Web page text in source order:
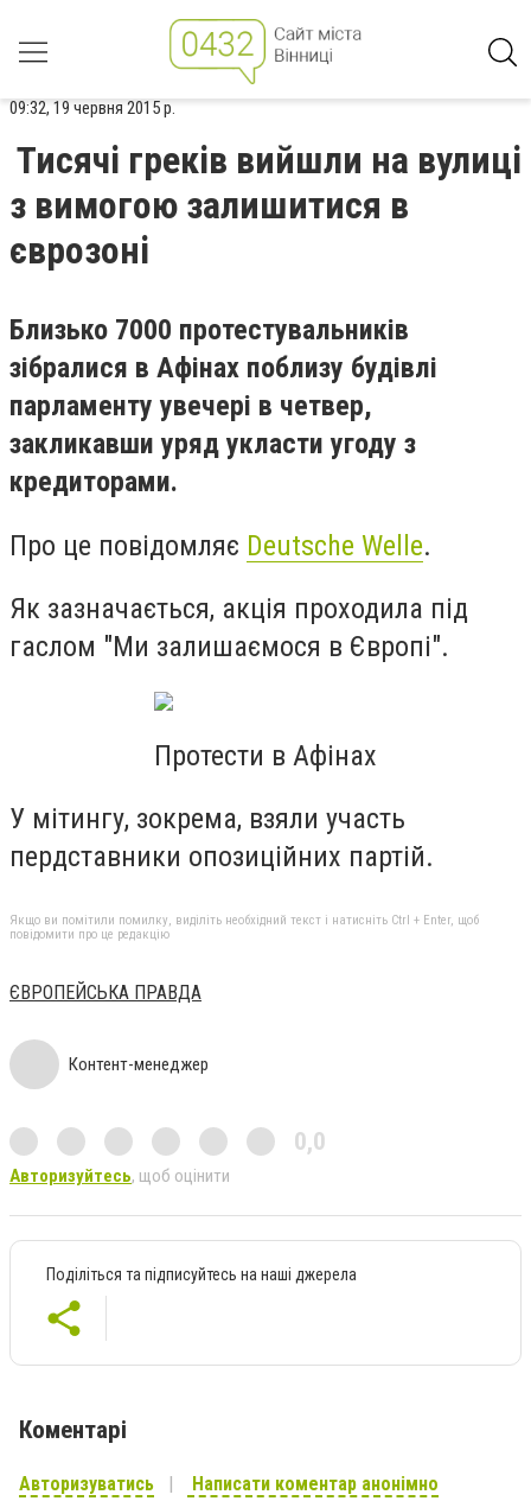
09:32, 19 червня 2015 р.
Тисячі греків вийшли на вулиці
з вимогою залишитися в
єврозоні
Близько 7000 протестувальників
зібралися в Афінах поблизу будівлі
парламенту увечері в четвер,
закликавши уряд укласти угоду з
кредиторами.
Про це повідомляє Deutsche Welle.
Як зазначається, акція проходила під
гаслом "Ми залишаємося в Європі".
Протести в Афінах
У мітингу, зокрема, взяли участь
пердставники опозиційних партій.
Якщо ви помітили помилку, виділіть необхідний текст і натисніть Ctrl + Enter, щоб
повідомити про це редакцію
ЄВРОПЕЙСЬКА ПРАВДА
Контент-менеджер
0,0
Авторизуйтесь, щоб оцінити
Поділіться та підписуйтесь на наші джерела
Коментарі
Авторизуватись Написати коментар анонімно